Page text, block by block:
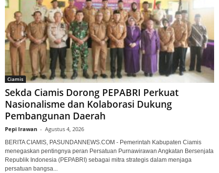
Ciamis
Sekda Ciamis Dorong PEPABRI Perkuat
Nasionalisme dan Kolaborasi Dukung
Pembangunan Daerah
Pepi Irawan - Agustus 4, 2026
BERITA CIAMIS, PASUNDANNEWS.COM - Pemerintah Kabupaten Ciamis
menegaskan pentingnya peran Persatuan Purnawirawan Angkatan Bersenjata
Republik Indonesia (PEPABRI) sebagai mitra strategis dalam menjaga
persatuan bangsa...